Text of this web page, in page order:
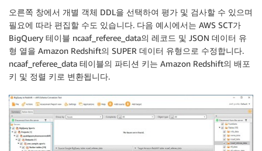
오른쪽 창에서 개별 객체 DDL을 선택하여 평가 및 검사할 수 있으며
필요에 따라 편집할 수도 있습니다. 다음 예시에서는 AWS SCT가
BigQuery 테이블 ncaaf_referee_data의 레코드 및 JSON 데이터 유
형 열을 Amazon Redshift의 SUPER 데이터 유형으로 수정합니다.
ncaaf_referee_data 테이블의 파티션 키는 Amazon Redshift의 배포
키 및 정렬 키로 변환됩니다.